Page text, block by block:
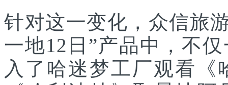
针对这一变化，众信旅
一地12日”产品中，不
入了哈迷梦工厂观看